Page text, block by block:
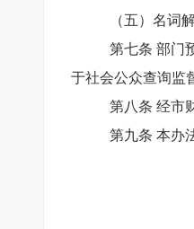
（五）名词
第七条 部门
于社会公众查询监
第八条 经市
第九条 本办